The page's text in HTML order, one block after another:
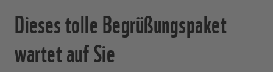
Dieses tolle Begrüßungspaket
wartet auf Sie